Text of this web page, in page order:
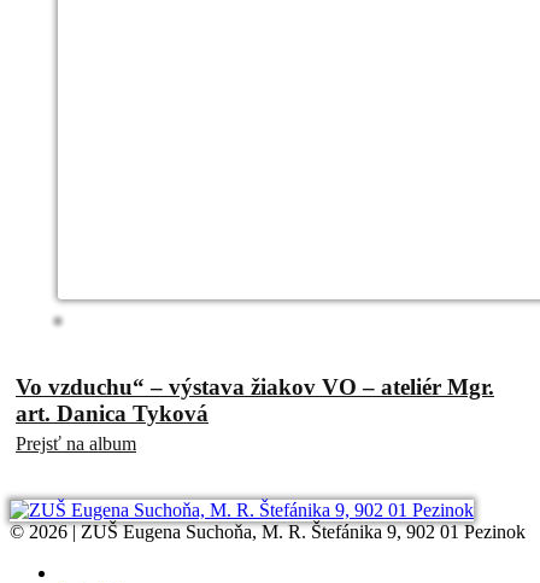
Vo vzduchu“ – výstava žiakov VO – ateliér Mgr.
art. Danica Tyková
Prejsť na album
© 2026 | ZUŠ Eugena Suchoňa, M. R. Štefánika 9, 902 01 Pezinok